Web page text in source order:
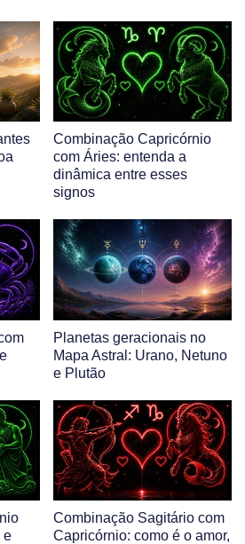
Combinação Capricórnio
com Áries: entenda a
dinâmica entre esses
signos
Planetas geracionais no
Mapa Astral: Urano, Netuno
e Plutão
e
Combinação Sagitário com
Capricórnio: como é o amor,